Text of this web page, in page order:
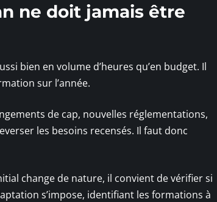
ne doit jamais être
bien en volume d’heures qu’en budget. Il
sur l’année.
de cap, nouvelles réglementations,
les besoins recensés. Il faut donc
change de nature, il convient de vérifier si
s’impose, identifiant les formations à